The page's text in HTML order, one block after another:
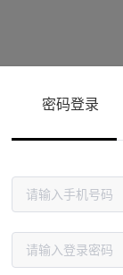
密码登录